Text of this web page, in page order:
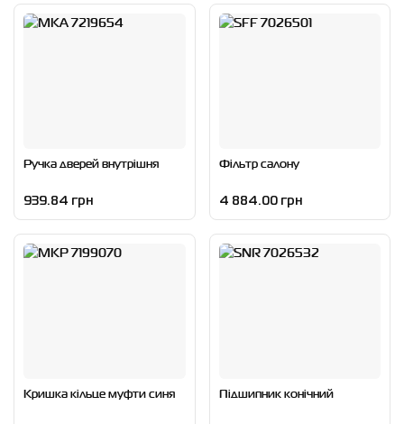
Ручка дверей внутрішня
939.84 грн
Фільтр салону
4 884.00 грн
Кришка кільце муфти синя Підшипник конічний